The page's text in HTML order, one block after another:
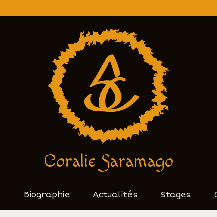
Coralie Saramago
Biographie Actualités Stages